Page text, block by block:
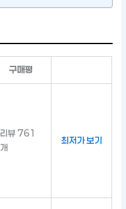
구매평
리뷰 761
개
최저가 보기